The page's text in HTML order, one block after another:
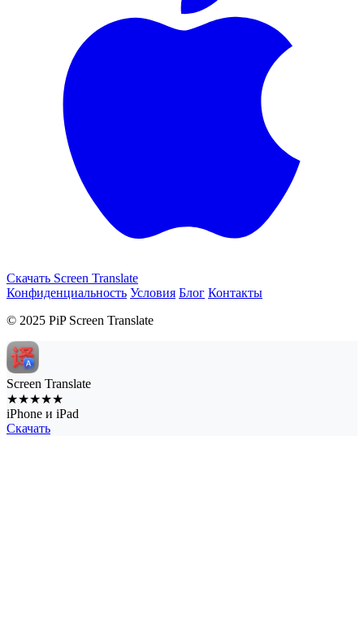
Скачать Screen Translate
Конфиденциальность Условия Блог Контакты
© 2025 PiP Screen Translate
Screen Translate
★★★★★
iPhone и iPad
Скачать